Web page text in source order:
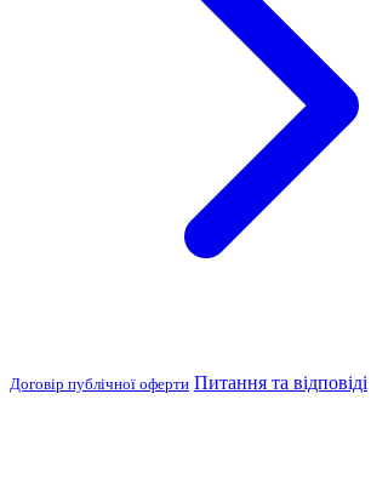
Договір публічної оферти Питання та відповіді